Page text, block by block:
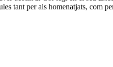
tant per als homenatjats, com